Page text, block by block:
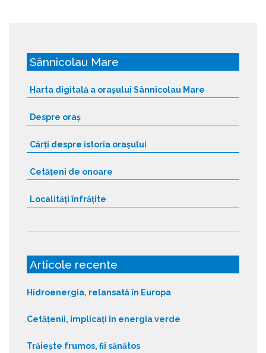
Sânnicolau Mare
Harta digitală a orașului Sânnicolau Mare
Despre oraș
Cărți despre istoria orașului
Cetățeni de onoare
Localități înfrățite
Articole recente
Hidroenergia, relansată în Europa
Cetățenii, implicați în energia verde
Trăiește frumos, fii sănătos